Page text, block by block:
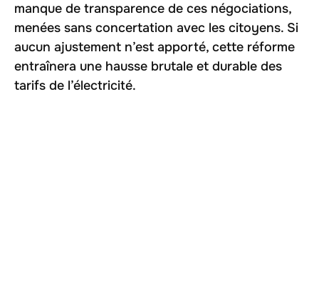
manque de transparence de ces négociations,
menées sans concertation avec les citoyens. Si
aucun ajustement n’est apporté, cette réforme
entraînera une hausse brutale et durable des
tarifs de l’électricité.